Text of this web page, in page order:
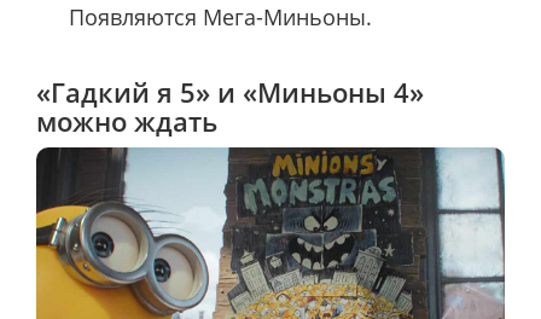
Появляются Мега-Миньоны.
«Гадкий я 5» и «Миньоны 4»
можно ждать